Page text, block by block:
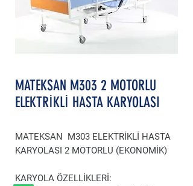
MATEKSAN M303 2 MOTORLU
ELEKTRİKLİ HASTA KARYOLASI
MATEKSAN M303 ELEKTRİKLİ HASTA
KARYOLASI 2 MOTORLU (EKONOMİK)
KARYOLA ÖZELLİKLERİ: